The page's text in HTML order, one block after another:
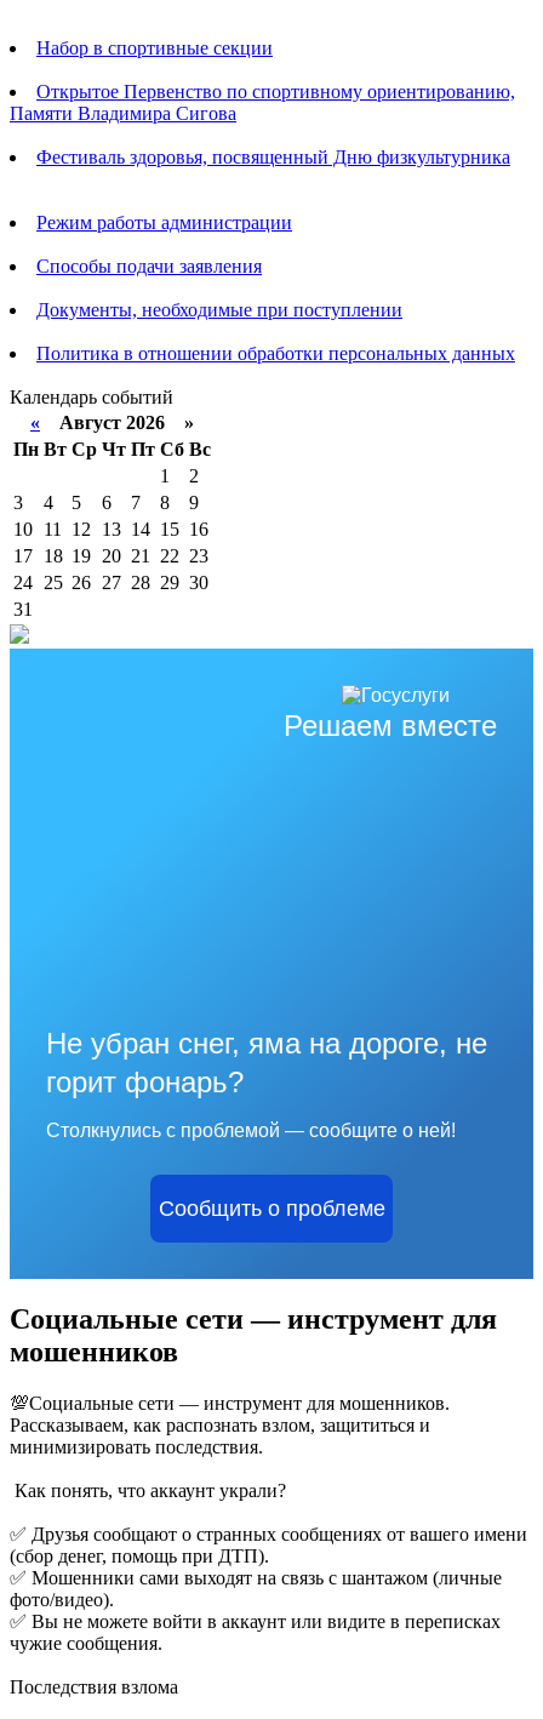
Набор в спортивные секции
Открытое Первенство по спортивному ориентированию,
Памяти Владимира Сигова
Фестиваль здоровья, посвященный Дню физкультурника
Режим работы администрации
Способы подачи заявления
Документы, необходимые при поступлении
Политика в отношении обработки персональных данных
Календарь событий
« Август 2026 »
Пн Вт Ср Чт Пт Сб Вс
1
2
3
4 5 6 7 8
9
10 11 12 13 14 15 16
17 18 19 20 21 22 23
24 25 26 27 28 29 30
31
Решаем вместе
Не убран снег, яма на дороге, не
горит фонарь?
Столкнулись с проблемой — сообщите о ней!
Сообщить о проблеме
Социальные сети — инструмент для
мошенников
💯Социальные сети — инструмент для мошенников.
Рассказываем, как распознать взлом, защититься и
минимизировать последствия.
Как понять, что аккаунт украли?
✅ Друзья сообщают о странных сообщениях от вашего имени
(сбор денег, помощь при ДТП).
✅ Мошенники сами выходят на связь с шантажом (личные
фото/видео).
✅ Вы не можете войти в аккаунт или видите в переписках
чужие сообщения.
Последствия взлома